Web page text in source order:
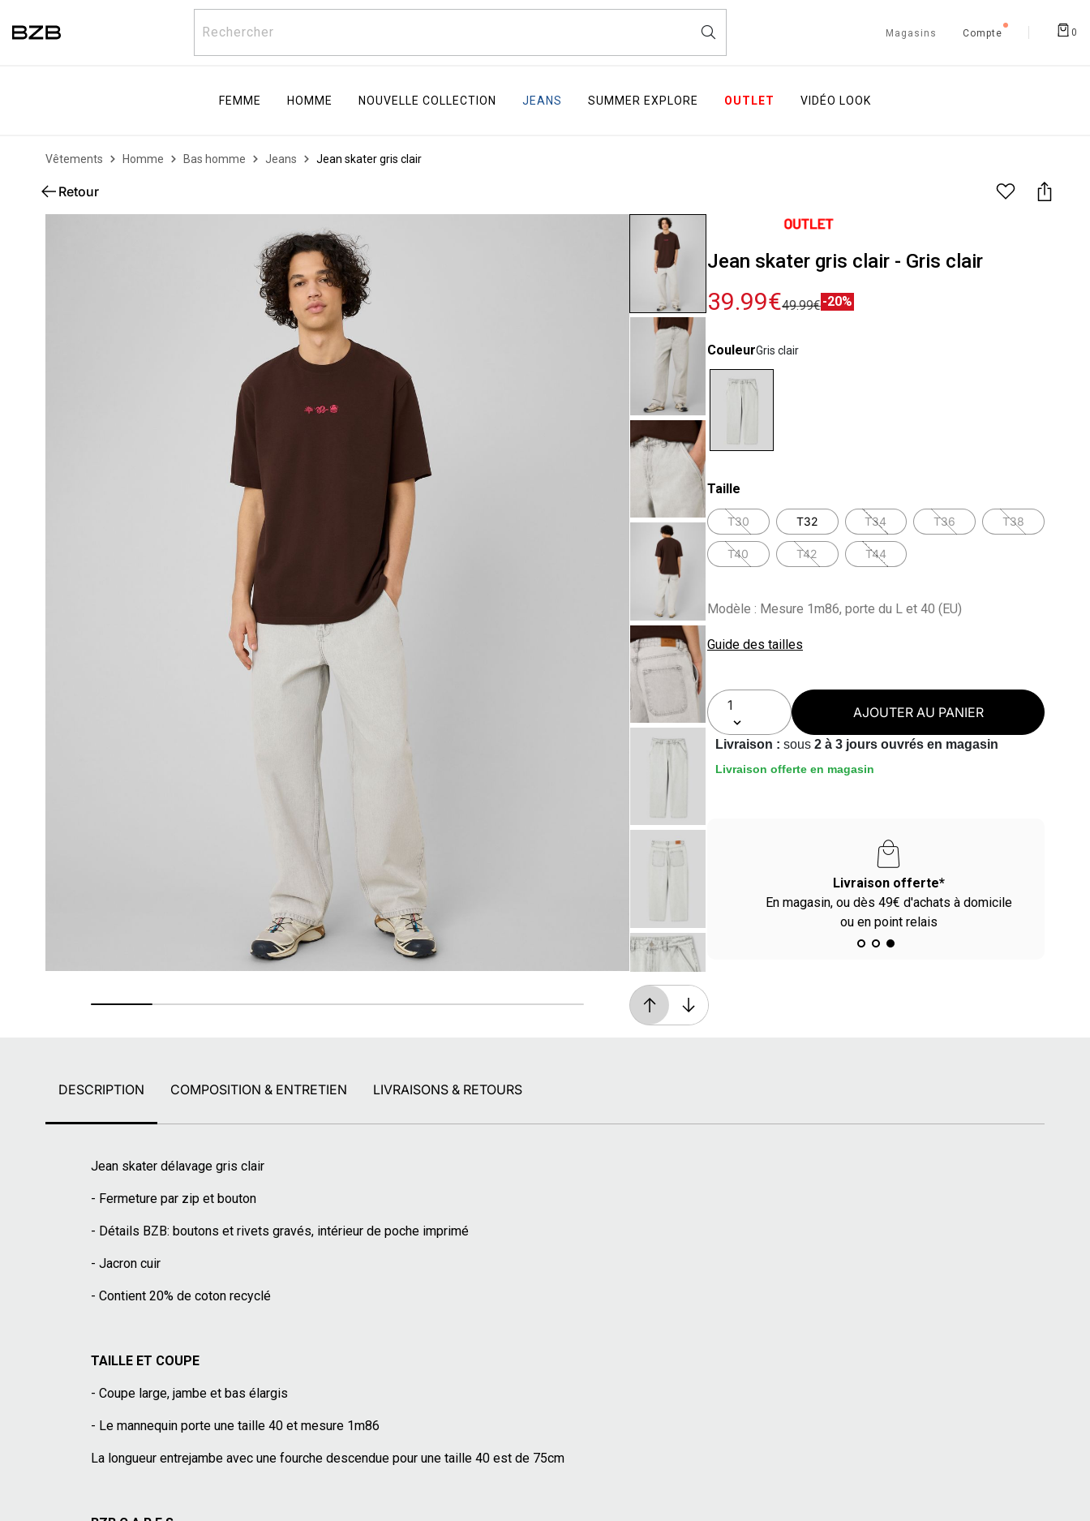
Rechercher Magasins Compte 0
FEMME HOMME NOUVELLE COLLECTION JEANS SUMMER EXPLORE OUTLET VIDÉO LOOK
Vêtements Homme Bas homme Jeans Jean skater gris clair
Retour
Jean skater gris clair - Gris clair
39.99€49.99€-20%
CouleurGris clair
Taille
T30 T32 T34 T36 T38
T40 T42 T44
Modèle : Mesure 1m86, porte du L et 40 (EU)
Guide des tailles
AJOUTER AU PANIER
Livraison : sous 2 à 3 jours ouvrés en magasin
Livraison offerte en magasin
Avec Paypal et dès 60€ avec Alma
Livraison offerte*
En magasin, ou dès 49€ d'achats à domicile
ou en point relais
DESCRIPTION COMPOSITION & ENTRETIEN LIVRAISONS & RETOURS
Jean skater délavage gris clair
- Fermeture par zip et bouton
- Détails BZB: boutons et rivets gravés, intérieur de poche imprimé
- Jacron cuir
- Contient 20% de coton recyclé
TAILLE ET COUPE
- Coupe large, jambe et bas élargis
- Le mannequin porte une taille 40 et mesure 1m86
La longueur entrejambe avec une fourche descendue pour une taille 40 est de 75cm